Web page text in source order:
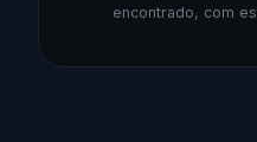
encontrado, com